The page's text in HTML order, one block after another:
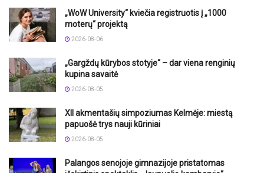
„WoW University“ kviečia registruotis į „1000
moterų“ projektą
2026-08-06
„Gargždų kūrybos stotyje“ – dar viena renginių
kupina savaitė
2026-08-05
XII akmentašių simpoziumas Kelmėje: miestą
papuošė trys nauji kūriniai
2026-08-05
Palangos senojoje gimnazijoje pristatomas